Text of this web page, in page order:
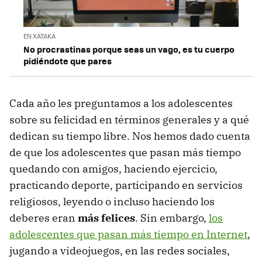
EN XATAKA
No procrastinas porque seas un vago, es tu cuerpo
pidiéndote que pares
Cada año les preguntamos a los adolescentes
sobre su felicidad en términos generales y a qué
dedican su tiempo libre. Nos hemos dado cuenta
de que los adolescentes que pasan más tiempo
quedando con amigos, haciendo ejercicio,
practicando deporte, participando en servicios
religiosos, leyendo o incluso haciendo los
deberes eran más felices. Sin embargo, los
adolescentes que pasan más tiempo en Internet,
jugando a videojuegos, en las redes sociales,